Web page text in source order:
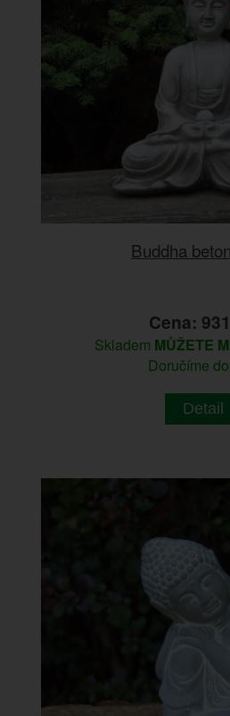
Buddha
Cena:
Skladem MŮŽETE
Doručíme
Detail